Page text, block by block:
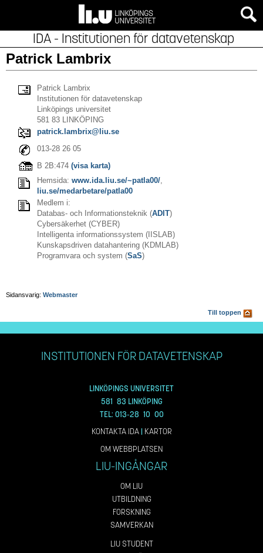
IDA - Institutionen för datavetenskap
Patrick Lambrix
Patrick Lambrix
Institutionen för datavetenskap
Linköpings universitet
581 83 LINKÖPING
patrick.lambrix@liu.se
013-28 26 05
B 2B:474 (visa karta)
Hemsida: www.ida.liu.se/~patla00/
liu.se/medarbetare/patla00
Medlem i:
Databas- och Informationsteknik (ADIT)
Cybersäkerhet (CYBER)
Intelligenta informationssystem (IISLAB)
Kunskapsdriven datahantering (KDMLAB)
Programvara och system (SaS)
Sidansvarig: Webmaster
Till toppen
INSTITUTIONEN FÖR DATAVETENSKAP
LINKÖPINGS UNIVERSITET
581 83 LINKÖPING
TEL: 013-28 10 00
KONTAKTA IDA| KARTOR
OM WEBBPLATSEN
LIU-INGÅNGAR
OM LIU
UTBILDNING
FORSKNING
SAMVERKAN
LIU STUDENT